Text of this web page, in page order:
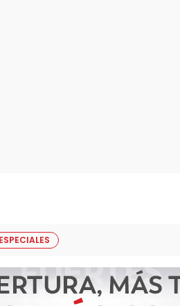
ESPECIALES